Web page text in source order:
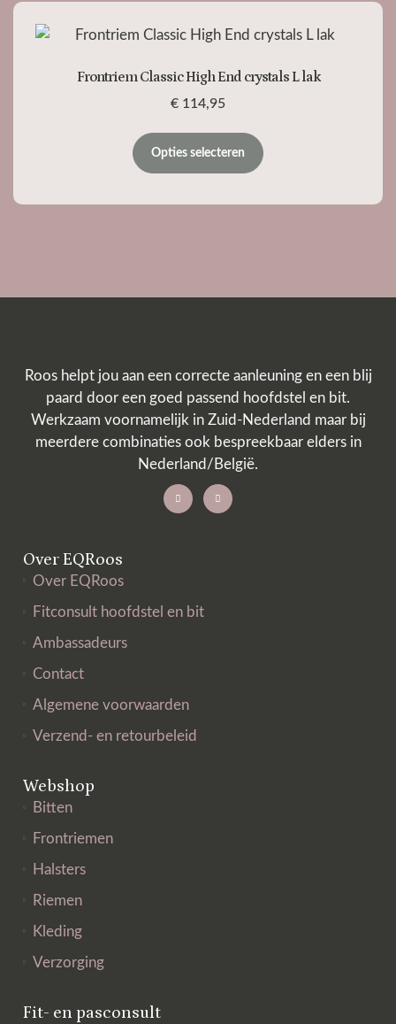
Frontriem Classic High End crystals L lak
€ 114,95
Opties selecteren
Roos helpt jou aan een correcte aanleuning en een blij
paard door een goed passend hoofdstel en bit.
Werkzaam voornamelijk in Zuid-Nederland maar bij
meerdere combinaties ook bespreekbaar elders in
Nederland/België.
Over EQRoos
Over EQRoos
Fitconsult hoofdstel en bit
Ambassadeurs
Contact
Algemene voorwaarden
Verzend- en retourbeleid
Webshop
Bitten
Frontriemen
Halsters
Riemen
Kleding
Verzorging
Fit- en pasconsult